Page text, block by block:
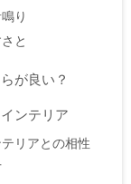
り
と
が良い？
ンテリア
リアとの相性